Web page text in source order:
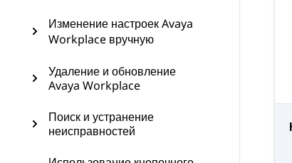
Изменение настроек Avaya
Workplace вручную
Удаление и обновление
Avaya Workplace
Поиск и устранение
неисправностей